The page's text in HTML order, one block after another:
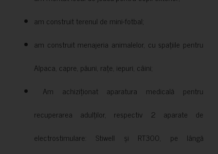
am construit terenul de mini-fotbal;
am construit menajeria animalelor, cu spațiile pentru
Alpaca, capre, păuni, rațe, iepuri, câini;
Am achiziționat aparatura medicală pentru
recuperarea adulților, respectiv 2 aparate de
electrostimulare: Stiwell și RT300, pe lângă